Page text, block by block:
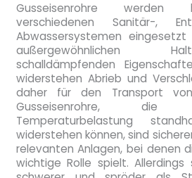
Gusseisenrohre werden
verschiedenen Sanitär-,
Abwassersystemen
außergewöhnlichen
schalldämpfenden
widerstehen Abrieb und
daher für den Transport von
Gusseisenrohre,
Temperaturbelastung
widerstehen können, sind
relevanten Anlagen, bei denen
wichtige Rolle spielt. Allerdings